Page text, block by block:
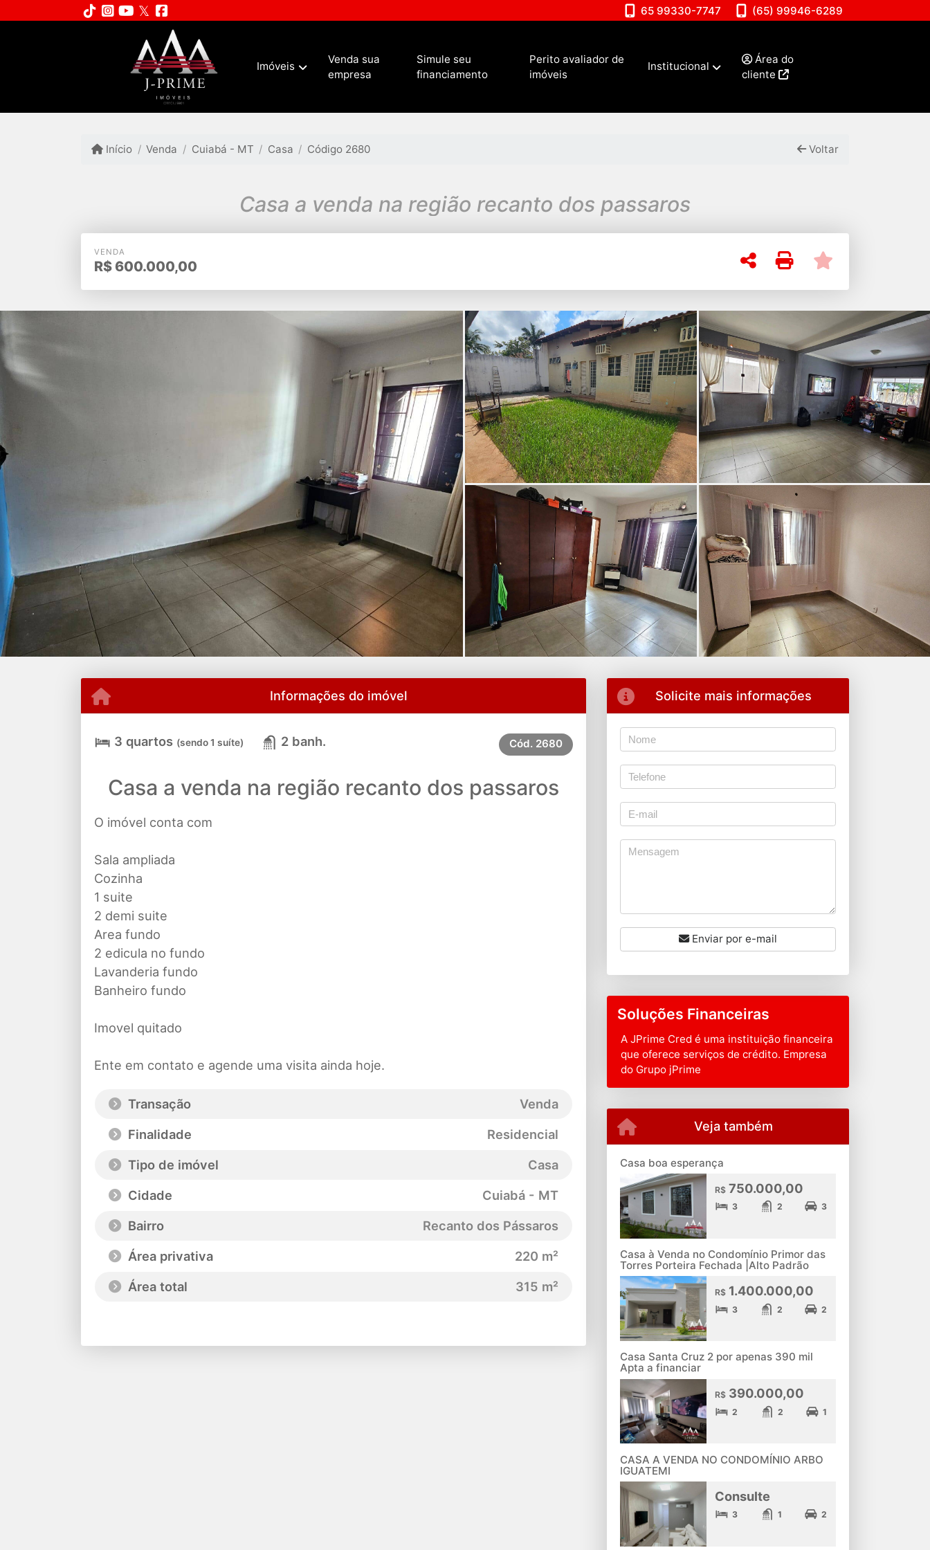
65 99330-7747 (65) 99946-6289
Imóveis
Venda sua
empresa
Simule seu
financiamento
Perito avaliador de
imóveis
Institucional
Área do
cliente
Início Venda Cuiabá - MT Casa Código 2680 Voltar
Casa a venda na região recanto dos passaros
VENDA
R$ 600.000,00
Informações do imóvel
3 quartos (sendo 1 suíte) 2 banh. Cód. 2680
Casa a venda na região recanto dos passaros
O imóvel conta com
Sala ampliada
Cozinha
1 suite
2 demi suite
Area fundo
2 edicula no fundo
Lavanderia fundo
Banheiro fundo
Imovel quitado
Ente em contato e agende uma visita ainda hoje.
Transação
Venda
Finalidade
Residencial
Tipo de imóvel
Casa
Cidade
Cuiabá - MT
Bairro
Recanto dos Pássaros
Área privativa
220 m²
Área total
315 m²
Solicite mais informações
Enviar por e-mail
Soluções Financeiras
A JPrime Cred é uma instituição financeira
que oferece serviços de crédito. Empresa
do Grupo jPrime
Veja também
Casa boa esperança
R$750.000,00
3 2 3
Casa à Venda no Condomínio Primor das
Torres Porteira Fechada |Alto Padrão
R$1.400.000,00
3 2 2
Casa Santa Cruz 2 por apenas 390 mil
Apta a financiar
R$390.000,00
2 2 1
CASA A VENDA NO CONDOMÍNIO ARBO
IGUATEMI
Consulte
3 1 2